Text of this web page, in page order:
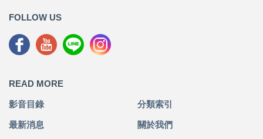
FOLLOW US
READ MORE
影音目錄 分類索引
最新消息 關於我們